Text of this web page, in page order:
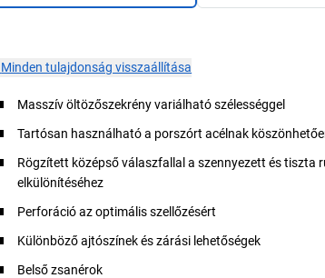
Minden tulajdonság visszaállítása
Masszív öltözőszekrény variálható szélességgel
Tartósan használható a porszórt acélnak
Rögzített középső válaszfallal a szennyezett és tiszta
elkülönítéséhez
Perforáció az optimális szellőzésért
Különböző ajtószínek és zárási lehetőségek
Belső zsanérok